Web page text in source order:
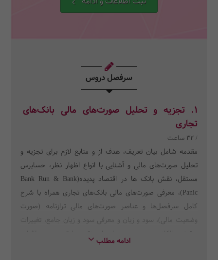
سرفصل دروس
1. تجزیه و تحلیل صورت‌های مالی بانک‌های
تجاری
/ 32 ساعت
مقدمه شامل بیان تعریف، هدف از و منابع لازم برای تجزیه و
تحلیل صورت‌های مالی و آشنایی با انواع اظهار نظر، حسابرس
مستقل، نقش بانک ها در اقتصاد پدیده(Bank Run & Bank
Panic)، معرفی صورت‌های مالی بانک‌های تجاری همراه با شرح
کامل سرفصل‌ها و عناصر صورت‌های مالی ترازنامه (صورت
وضعیت مالی)، سود و زیان و معرفی سود و زیان جامع، تغییرات
غیرجاری در بانک‌ها و مقررات ذخیره‌گیری بابت کاهش ارزش
ادامه مطلب